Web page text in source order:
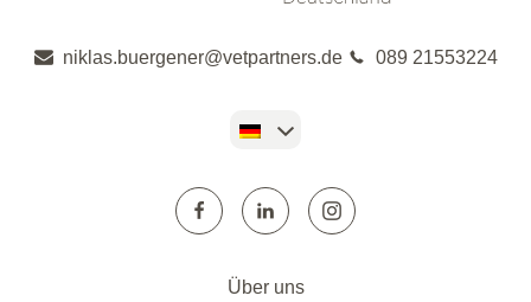
niklas.buergener@vetpartners.de 089 21553224
Über uns